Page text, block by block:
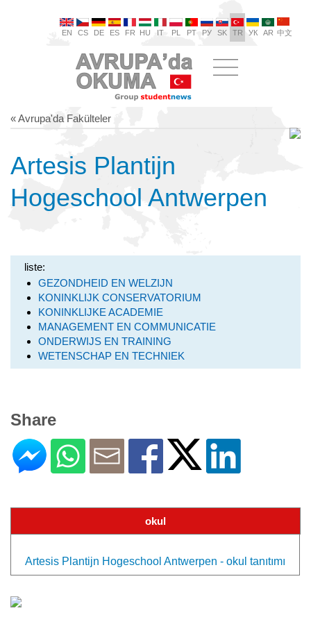
EN CS DE ES FR HU IT PL PT РУ SK TR УК AR 中文
« Avrupa'da Fakülteler
Artesis Plantijn
Hogeschool Antwerpen
liste:
GEZONDHEID EN WELZIJN
KONINKLIJK CONSERVATORIUM
KONINKLIJKE ACADEMIE
MANAGEMENT EN COMMUNICATIE
ONDERWIJS EN TRAINING
WETENSCHAP EN TECHNIEK
Share
okul
Artesis Plantijn Hogeschool Antwerpen - okul tanıtımı